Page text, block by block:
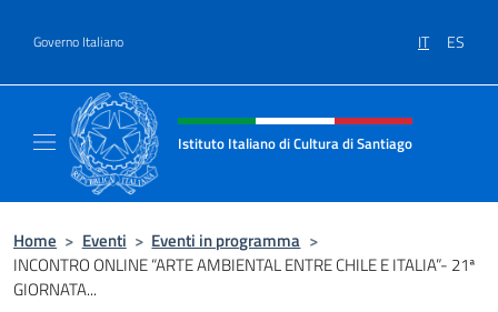
Governo Italiano IT ES
Intestazione sito, social e menù
Istituto Italiano di Cultura di Santiago
Home > Eventi > Eventi in programma >
INCONTRO ONLINE “ARTE AMBIENTAL ENTRE CHILE E ITALIA”- 21ª
GIORNATA...